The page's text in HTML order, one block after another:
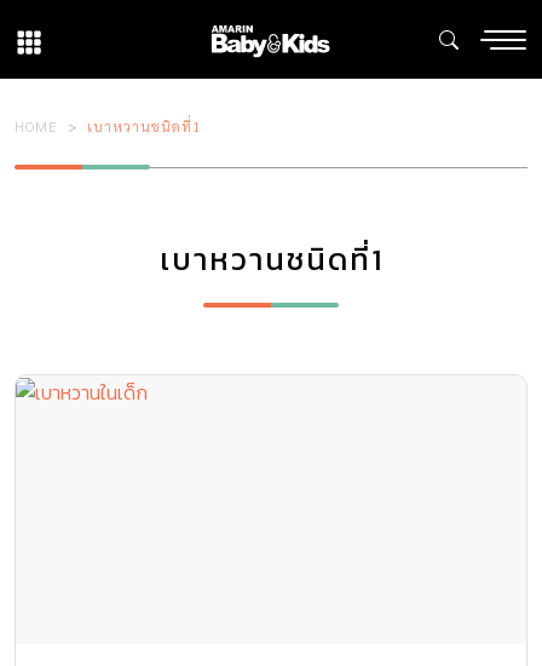
HOME เบาหวานชนิดที่1
เบาหวานชนิดที่1